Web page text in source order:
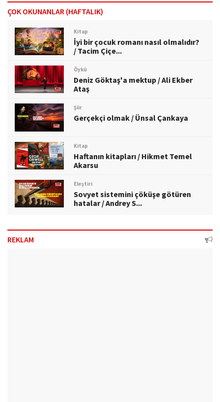
ÇOK OKUNANLAR (HAFTALIK)
Kitap
İyi bir çocuk romanı nasıl olmalıdır?
/ Tacim Çiçe...
Öykü
Deniz Göktaş'a mektup / Ali Ekber
Ataş
Şiir
Gerçekçi olmak / Ünsal Çankaya
Kitap
Haftanın kitapları / Hikmet Temel
Akarsu
Eleştiri
Sovyet sistemini çöküşe götüren
hatalar / Andrey S...
REKLAM